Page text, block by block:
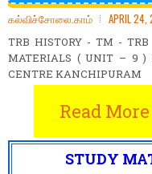
கல்விச்சோலை.காம் APRIL 24,
TRB HISTORY - TM -
MATERIALS ( UNIT – 9 )
CENTRE KANCHIPURAM
Read
STUDY